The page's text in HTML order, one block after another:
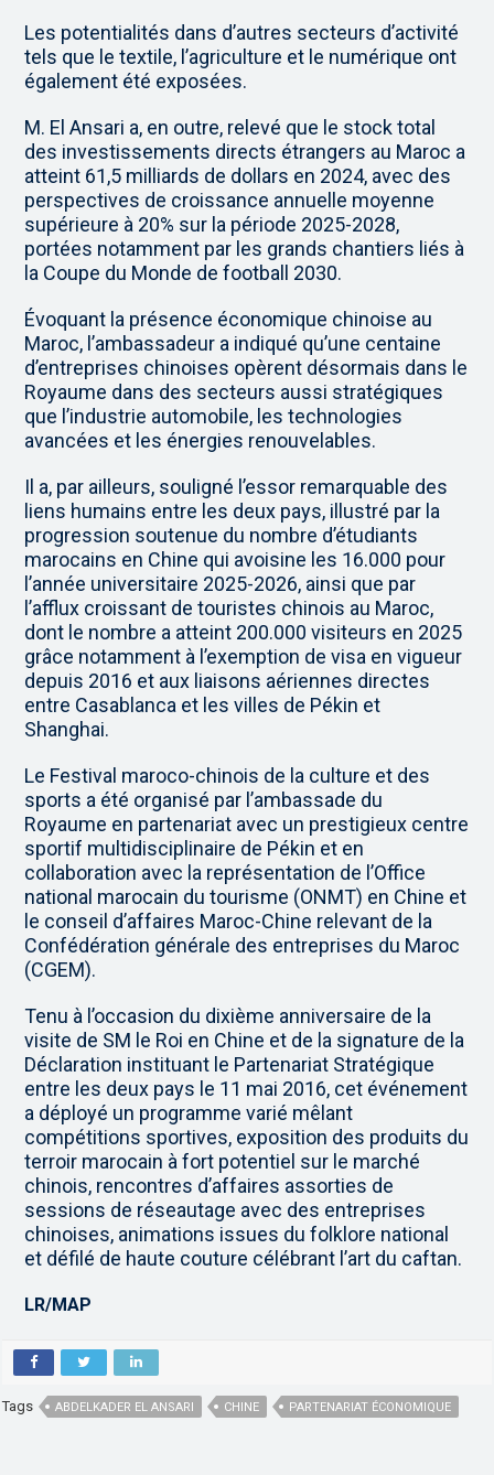
Les potentialités dans d’autres secteurs d’activité
tels que le textile, l’agriculture et le numérique ont
également été exposées.
M. El Ansari a, en outre, relevé que le stock total
des investissements directs étrangers au Maroc a
atteint 61,5 milliards de dollars en 2024, avec des
perspectives de croissance annuelle moyenne
supérieure à 20% sur la période 2025-2028,
portées notamment par les grands chantiers liés à
la Coupe du Monde de football 2030.
Évoquant la présence économique chinoise au
Maroc, l’ambassadeur a indiqué qu’une centaine
d’entreprises chinoises opèrent désormais dans le
Royaume dans des secteurs aussi stratégiques
que l’industrie automobile, les technologies
avancées et les énergies renouvelables.
Il a, par ailleurs, souligné l’essor remarquable des
liens humains entre les deux pays, illustré par la
progression soutenue du nombre d’étudiants
marocains en Chine qui avoisine les 16.000 pour
l’année universitaire 2025-2026, ainsi que par
l’afflux croissant de touristes chinois au Maroc,
dont le nombre a atteint 200.000 visiteurs en 2025
grâce notamment à l’exemption de visa en vigueur
depuis 2016 et aux liaisons aériennes directes
entre Casablanca et les villes de Pékin et
Shanghai.
Le Festival maroco-chinois de la culture et des
sports a été organisé par l’ambassade du
Royaume en partenariat avec un prestigieux centre
sportif multidisciplinaire de Pékin et en
collaboration avec la représentation de l’Office
national marocain du tourisme (ONMT) en Chine et
le conseil d’affaires Maroc-Chine relevant de la
Confédération générale des entreprises du Maroc
(CGEM).
Tenu à l’occasion du dixième anniversaire de la
visite de SM le Roi en Chine et de la signature de la
Déclaration instituant le Partenariat Stratégique
entre les deux pays le 11 mai 2016, cet événement
a déployé un programme varié mêlant
compétitions sportives, exposition des produits du
terroir marocain à fort potentiel sur le marché
chinois, rencontres d’affaires assorties de
sessions de réseautage avec des entreprises
chinoises, animations issues du folklore national
et défilé de haute couture célébrant l’art du caftan.
LR/MAP
Tags ABDELKADER EL ANSARI CHINE PARTENARIAT ÉCONOMIQUE